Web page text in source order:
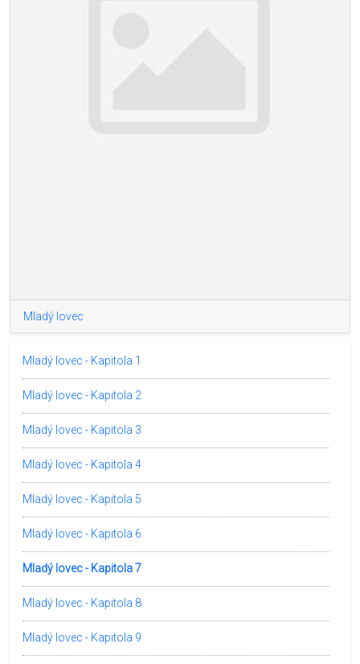
Mladý lovec
Mladý lovec - Kapitola 1
Mladý lovec - Kapitola 2
Mladý lovec - Kapitola 3
Mladý lovec - Kapitola 4
Mladý lovec - Kapitola 5
Mladý lovec - Kapitola 6
Mladý lovec - Kapitola 7
Mladý lovec - Kapitola 8
Mladý lovec - Kapitola 9